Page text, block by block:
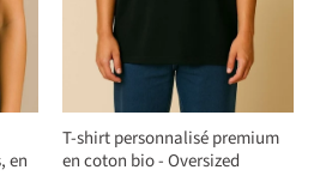
en
T-shirt personnalisé premium
en coton bio - Oversized